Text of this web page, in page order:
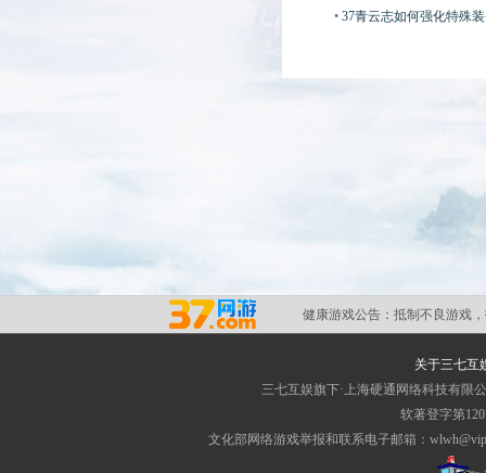
• 37青云志如何强化特殊
健康游戏公告： 抵制不良游戏
关于三七互
三七互娱旗下·上海硬通网络科技有限
软著登字第
文化部网络游戏举报和联系电子邮箱：